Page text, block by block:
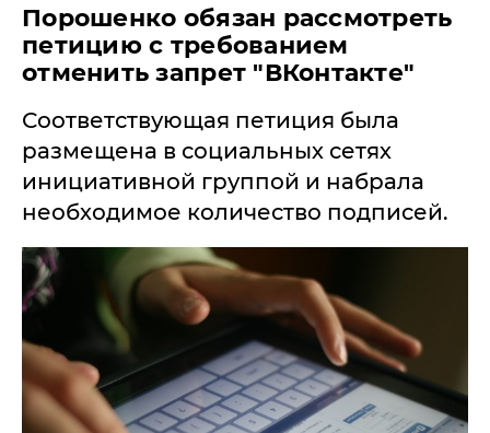
Порошенко обязан рассмотреть
петицию с требованием
отменить запрет "ВКонтакте"
Соответствующая петиция была
размещена в социальных сетях
инициативной группой и набрала
необходимое количество подписей.